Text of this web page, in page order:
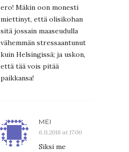
ero! Mäkin oon monesti
miettinyt, että olisikohan
sitä jossain maaseudulla
vähemmän stressaantunut
kuin Helsingissä; ja uskon,
että tää vois pitää
paikkansa!
MEI
6.11.2018 at 17:00
Siksi me